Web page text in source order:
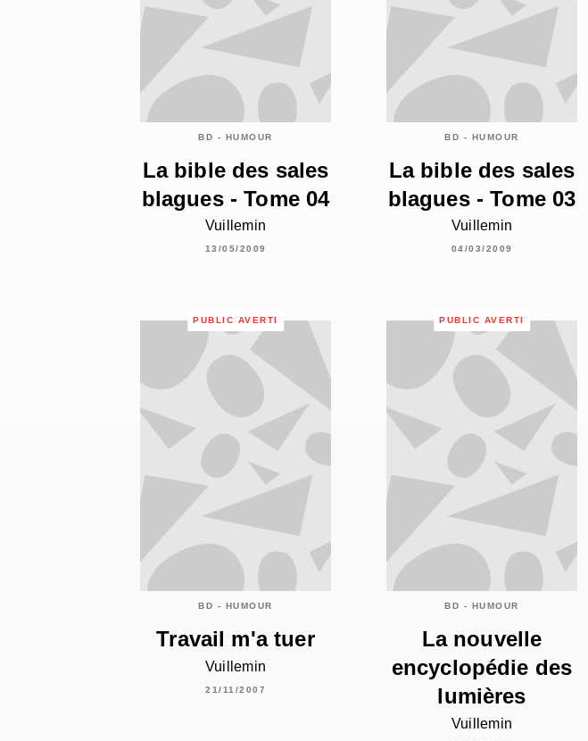
BD - HUMOUR
La bible des sales
blagues - Tome 04
Vuillemin
13/05/2009
BD - HUMOUR
La bible des sales
blagues - Tome 03
Vuillemin
04/03/2009
PUBLIC AVERTI
BD - HUMOUR
Travail m'a tuer
Vuillemin
21/11/2007
PUBLIC AVERTI
BD - HUMOUR
La nouvelle
encyclopédie des
lumières
Vuillemin